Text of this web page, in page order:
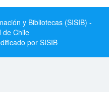
y Bibliotecas (SISIB) -
de Chile
por SISIB